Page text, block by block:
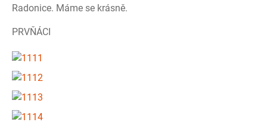
Radonice. Máme se krásně.
PRVŇÁCI